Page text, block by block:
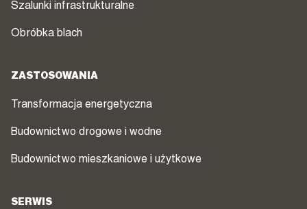
Szalunki infrastrukturalne
Obróbka blach
ZASTOSOWANIA
Transformacja energetyczna
Budownictwo drogowe i wodne
Budownictwo mieszkaniowe i użytkowe
SERWIS